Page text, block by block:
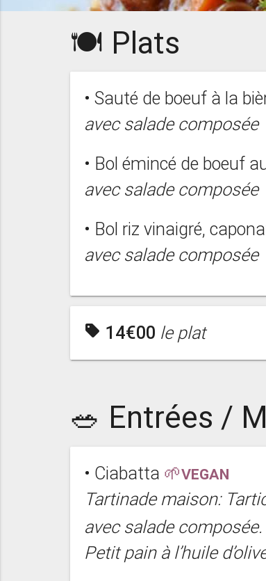
🍽️ Plats
• Sauté de boeuf à la
avec salade composée
• Bol émincé de boeuf
avec salade composée
• Bol riz vinaigré,
avec salade composée
sell 14€00 le plat
🥗 Entrées /
• Ciabatta 🌱VEGAN
Tartinade maison:
avec salade composée.
Petit pain à l’huile